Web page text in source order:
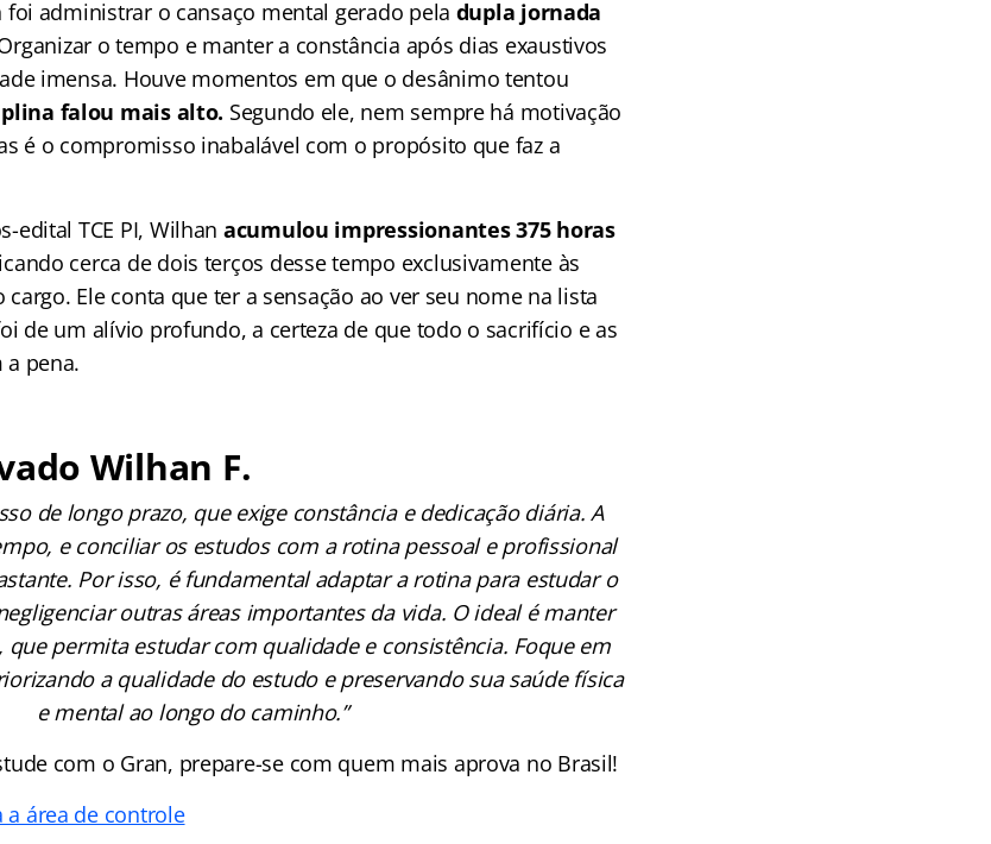
administrar o cansaço mental gerado pela dupla jornada
o tempo e manter a constância após dias exaustivos
imensa. Houve momentos em que o desânimo tentou
falou mais alto. Segundo ele, nem sempre há motivação
é o compromisso inabalável com o propósito que faz a
edital TCE PI, Wilhan acumulou impressionantes 375 horas
cerca de dois terços desse tempo exclusivamente às
Ele conta que ter a sensação ao ver seu nome na lista
de um alívio profundo, a certeza de que todo o sacrifício e as
a pena.
Wilhan F.
de longo prazo, que exige constância e dedicação diária. A
e conciliar os estudos com a rotina pessoal e profissional
Por isso, é fundamental adaptar a rotina para estudar o
outras áreas importantes da vida. O ideal é manter
permita estudar com qualidade e consistência. Foque em
a qualidade do estudo e preservando sua saúde física
e mental ao longo do caminho.”
com o Gran, prepare-se com quem mais aprova no Brasil!
a área de controle